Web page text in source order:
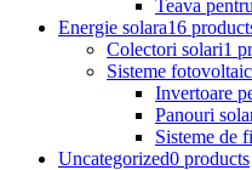
Teava
Energie solara16
Colectori solari1
Sisteme
Invertoare
Panouri
Sisteme de
Uncategorized0 products